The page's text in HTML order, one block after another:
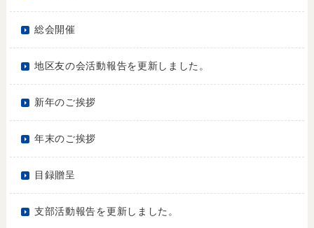
総会開催
地区友の会活動報告を更新しました。
新年のご挨拶
年末のご挨拶
目録贈呈
支部活動報告を更新しました。